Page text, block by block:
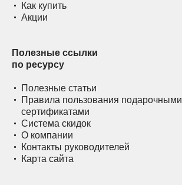
Как купить
Акции
Полезные ссылки
по ресурсу
Полезные статьи
Правила пользования подарочными
сертификатами
Система скидок
О компании
Контакты руководителей
Карта сайта